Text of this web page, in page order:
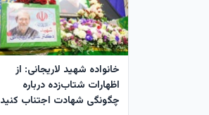
خانواده شهید لاریجانی: از
اظهارات شتاب‌زده درباره
چگونگی شهادت اجتناب کنید